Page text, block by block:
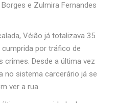
e Zulmira Fernandes
Véião já totalizava 35
por tráfico de
crimes. Desde a última vez
no sistema carcerário já se
ver a rua.